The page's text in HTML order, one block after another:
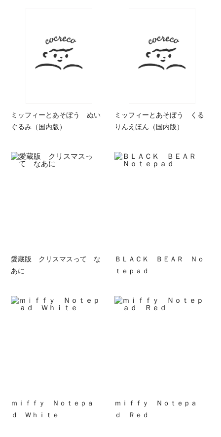
ミッフィーとあそぼう ぬい
ぐるみ（国内版）
ミッフィーとあそぼう くる
りんえほん（国内版）
愛蔵版 クリスマスって な
あに
ＢＬＡＣＫ ＢＥＡＲ Ｎｏ
ｔｅｐａｄ
ｍｉｆｆｙ Ｎｏｔｅｐａ
ｄ Ｗｈｉｔｅ
ｍｉｆｆｙ Ｎｏｔｅｐａ
ｄ Ｒｅｄ